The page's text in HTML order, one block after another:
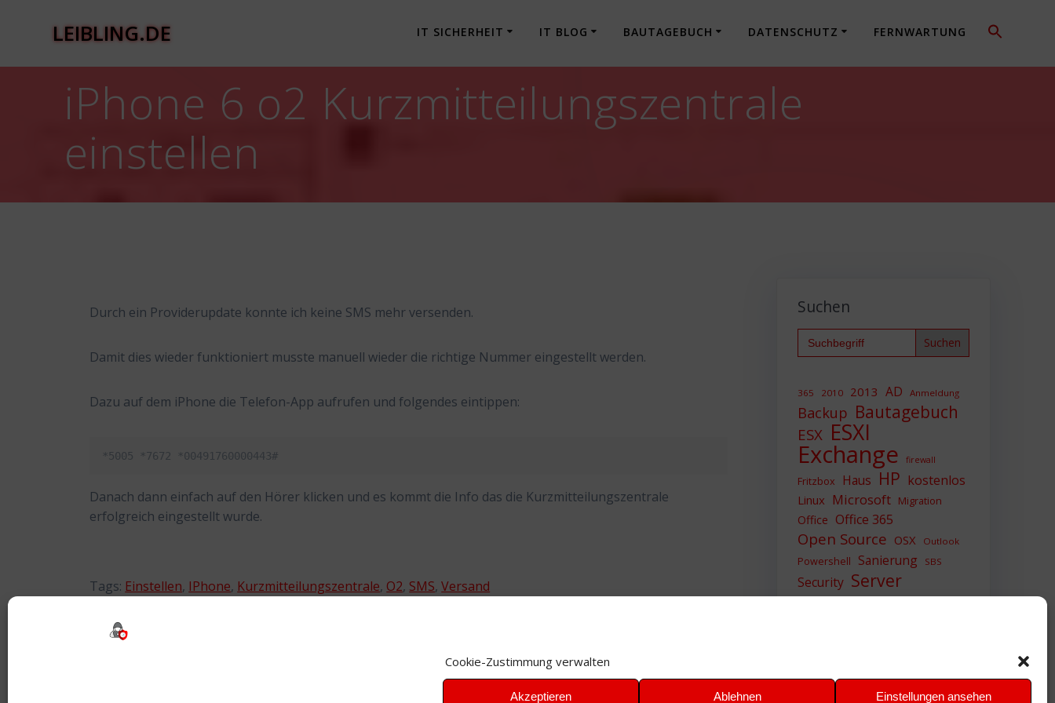
Cookie-Zustimmung verwalten
Akzeptieren Ablehnen Einstellungen ansehen
LEIBLING.DE IT SICHERHEIT IT BLOG BAUTAGEBUCH DATENSCHUTZ FERNWARTUNG
iPhone 6 o2 Kurzmitteilungszentrale
einstellen
Durch ein Providerupdate konnte ich keine SMS mehr versenden.
Damit dies wieder funktioniert musste manuell wieder die richtige Nummer eingestellt werden.
Dazu auf dem iPhone die Telefon-App aufrufen und folgendes eintippen:
*5005 *7672 *00491760000443#
Danach dann einfach auf den Hörer klicken und es kommt die Info das die Kurzmitteilungszentrale
erfolgreich eingestellt wurde.
Tags: Einstellen, IPhone, Kurzmitteilungszentrale, O2, SMS,Versand
Beitragsnavigation
Suchen
Search
for:
365 2010 2013 AD Anmeldung
Backup Bautagebuch
ESX ESXI
Exchange firewall
Fritzbox Haus HP kostenlos
Linux Microsoft Migration
Office Office 365
Open Source OSX Outlook
Powershell Sanierung SBS
Security Server
Sicherheit SIEM
VMWare VPN WAZUH